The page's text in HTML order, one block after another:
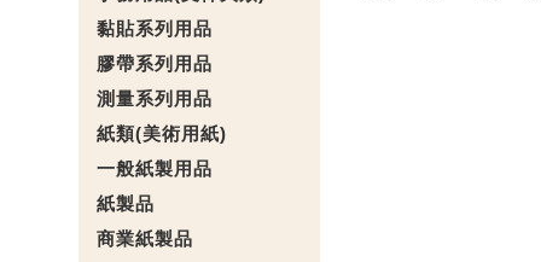
黏貼系列用品
膠帶系列用品
測量系列用品
紙類(美術用紙)
一般紙製用品
紙製品
商業紙製品